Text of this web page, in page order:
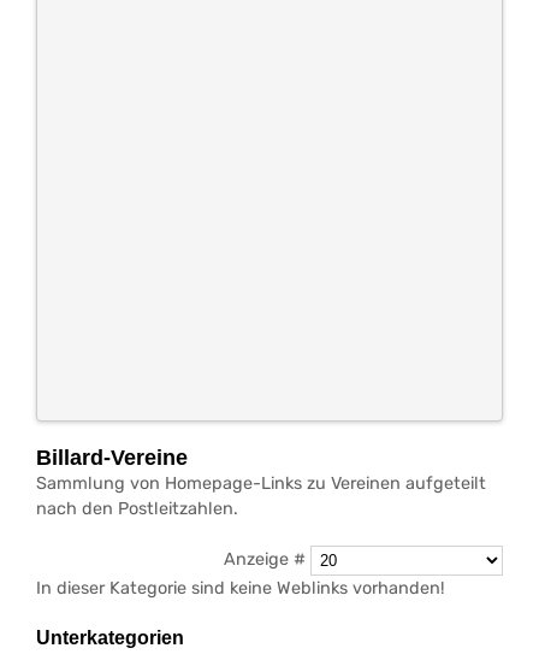
Billard-Vereine
Sammlung von Homepage-Links zu Vereinen aufgeteilt
nach den Postleitzahlen.
Anzeige #
In dieser Kategorie sind keine Weblinks vorhanden!
Unterkategorien